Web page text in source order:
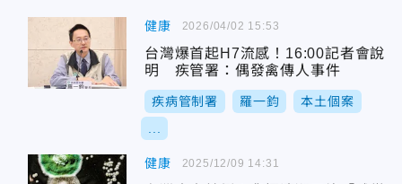
健康
台灣爆首起H7流感！16:00記者會說
明 疾管署：偶發禽傳人事件
疾病管制署 羅一鈞 本土個案
2026/04/02 15:53
健康 2025/12/09 14:31